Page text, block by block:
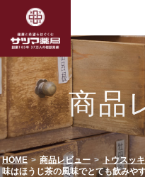
商品
HOME 商品レビュー
トウスッ
味はほうじ茶の風味でとても飲みや